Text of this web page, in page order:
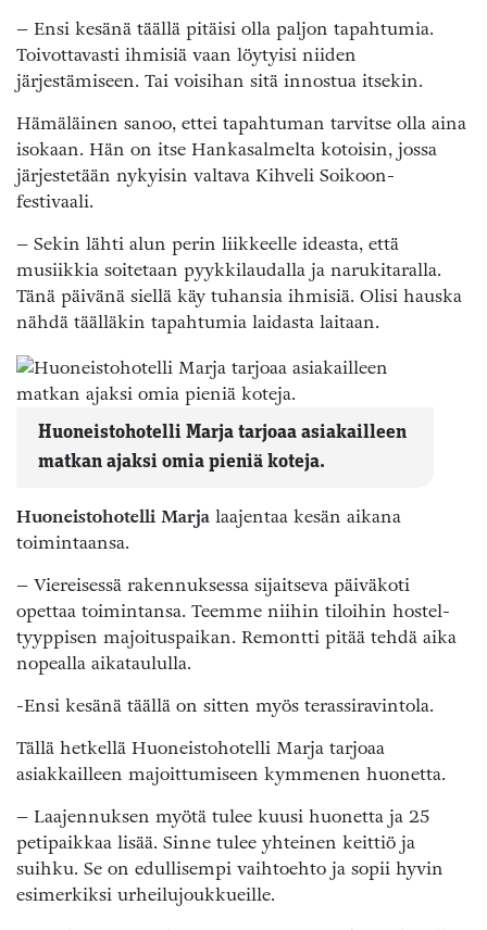
– Ensi kesänä täällä pitäisi olla paljon tapahtumia.
Toivottavasti ihmisiä vaan löytyisi niiden
järjestämiseen. Tai voisihan sitä innostua itsekin.
Hämäläinen sanoo, ettei tapahtuman tarvitse olla aina
isokaan. Hän on itse Hankasalmelta kotoisin, jossa
järjestetään nykyisin valtava Kihveli Soikoon-
festivaali.
– Sekin lähti alun perin liikkeelle ideasta, että
musiikkia soitetaan pyykkilaudalla ja narukitaralla.
Tänä päivänä siellä käy tuhansia ihmisiä. Olisi hauska
nähdä täälläkin tapahtumia laidasta laitaan.
Huoneistohotelli Marja tarjoaa asiakailleen
matkan ajaksi omia pieniä koteja.
Huoneistohotelli Marja laajentaa kesän aikana
toimintaansa.
– Viereisessä rakennuksessa sijaitseva päiväkoti
opettaa toimintansa. Teemme niihin tiloihin hostel-
tyyppisen majoituspaikan. Remontti pitää tehdä aika
nopealla aikataululla.
-Ensi kesänä täällä on sitten myös terassiravintola.
Tällä hetkellä Huoneistohotelli Marja tarjoaa
asiakkailleen majoittumiseen kymmenen huonetta.
– Laajennuksen myötä tulee kuusi huonetta ja 25
petipaikkaa lisää. Sinne tulee yhteinen keittiö ja
suihku. Se on edullisempi vaihtoehto ja sopii hyvin
esimerkiksi urheilujoukkueille.